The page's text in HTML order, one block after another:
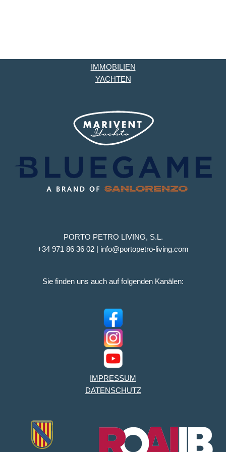
IMMOBILIEN
YACHTEN
PORTO PETRO LIVING, S.L.
+34 971 86 36 02 | info@portopetro-living.com
Sie finden uns auch auf folgenden Kanälen:
IMPRESSUM
DATENSCHUTZ